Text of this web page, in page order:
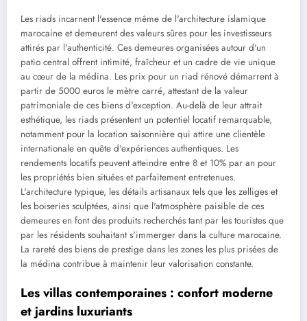
Les riads incarnent l'essence même de l'architecture islamique
marocaine et demeurent des valeurs sûres pour les investisseurs
attirés par l'authenticité. Ces demeures organisées autour d'un
patio central offrent intimité, fraîcheur et un cadre de vie unique
au cœur de la médina. Les prix pour un riad rénové démarrent à
partir de 5000 euros le mètre carré, attestant de la valeur
patrimoniale de ces biens d'exception. Au-delà de leur attrait
esthétique, les riads présentent un potentiel locatif remarquable,
notamment pour la location saisonnière qui attire une clientèle
internationale en quête d'expériences authentiques. Les
rendements locatifs peuvent atteindre entre 8 et 10% par an pour
les propriétés bien situées et parfaitement entretenues.
L'architecture typique, les détails artisanaux tels que les zelliges et
les boiseries sculptées, ainsi que l'atmosphère paisible de ces
demeures en font des produits recherchés tant par les touristes que
par les résidents souhaitant s'immerger dans la culture marocaine.
La rareté des biens de prestige dans les zones les plus prisées de
la médina contribue à maintenir leur valorisation constante.
Les villas contemporaines : confort moderne
et jardins luxuriants